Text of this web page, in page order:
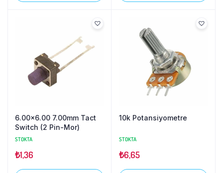
6.00×6.00 7.00mm Tact
Switch (2 Pin-Mor)
STOKTA
₺1,36
10k Potansiyometre
STOKTA
₺6,65